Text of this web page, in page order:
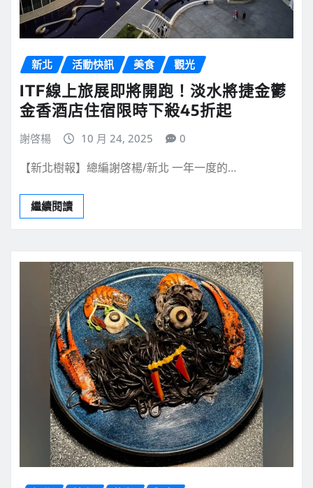
新北 活動快訊 美食 觀光
ITF線上旅展即將開跑！淡水將捷金鬱
金香酒店住宿限時下殺45折起
謝啓楊 10 月 24, 2025 0
【新北樹報】總編謝啓楊/新北 一年一度的…
繼續閱讀